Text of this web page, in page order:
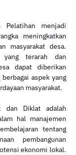
Pelatihan menjadi
meningkatkan
masyarakat desa.
terarah dan
dapat diberikan
aspek yang
masyarakat.
dan Diklat adalah
hal manajemen
tentang
pembangunan
ekonomi lokal.